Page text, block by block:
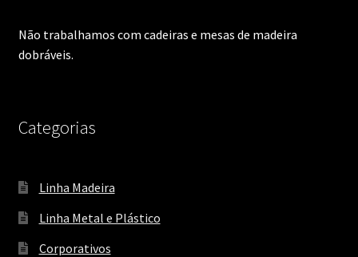
Não trabalhamos com cadeiras e mesas de madeira
dobráveis.
Categorias
Linha Madeira
Linha Metal e Plástico
Corporativos